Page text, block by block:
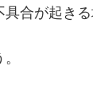
合が起きる